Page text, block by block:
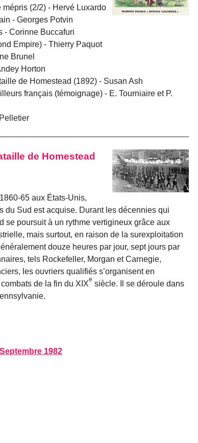
mépris (2/2) - Hervé Luxardo
- Georges Potvin
- Corinne Buccafuri
Empire) - Thierry Paquot
Brunel
Horton
de Homestead (1892) - Susan Ash
français (témoignage) - E. Tourniaire et P.
de Homestead
65 aux États-Unis,
du Sud est acquise. Durant les décennies qui
se poursuit à un rythme vertigineux grâce aux
mais surtout, en raison de la surexploitation
douze heures par jour, sept jours par
tels Rockefeller, Morgan et Carnegie,
les ouvriers qualifiés s’organisent en
de la fin du XIX
e
siècle. Il se déroule dans
1982